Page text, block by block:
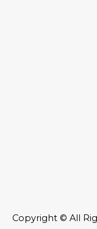
Copyright © All